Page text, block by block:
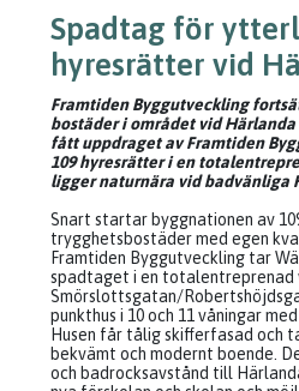
Spadtag för
hyresrätter vid
Framtiden Byggutveckling
bostäder i området vid Härlanda
fått uppdraget av Framtiden
109 hyresrätter i en
ligger naturnära vid badvänliga
Snart startar byggnationen av
trygghetsbostäder med egen
Framtiden Byggutveckling tar
spadtaget i en totalentreprenad
Smörslottsgatan/
punkthus i 10 och 11 våningar
Husen får tålig skifferfasad och
bekvämt och modernt boende.
och badrocksavstånd till